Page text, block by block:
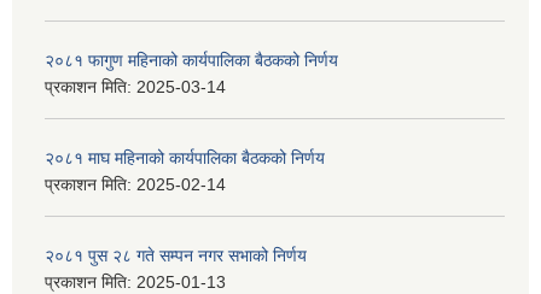
२०८१ फागुण महिनाको कार्यपालिका बैठकको निर्णय
प्रकाशन मिति: 2025-03-14
२०८१ माघ महिनाको कार्यपालिका बैठकको निर्णय
प्रकाशन मिति: 2025-02-14
२०८१ पुस २८ गते सम्प‍न नगर सभाको निर्णय
प्रकाशन मिति: 2025-01-13